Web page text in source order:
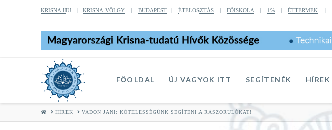
KRISNA.HU| KRISNA-VÖLGY| BUDAPEST| ÉTELOSZTÁS| FÔISKOLA| 1%| ÉTTERMEK |
FŐOLDAL ÚJ VAGYOK ITT SEGÍTENÉK HÍREK
HOMEHÍREK VADON JANI: KÖTELESSÉGÜNK SEGÍTENI A RÁSZORULÓKAT!